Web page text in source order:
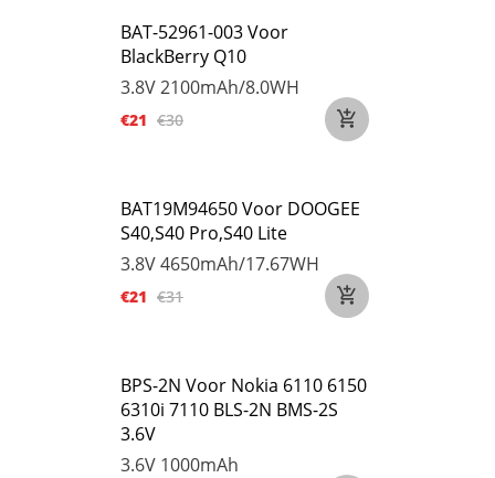
BAT-52961-003 Voor
BlackBerry Q10
3.8V2100mAh/8.0WH
€21 €30
BAT19M94650 Voor DOOGEE
S40,S40 Pro,S40 Lite
3.8V4650mAh/17.67WH
€21 €31
BPS-2N Voor Nokia 6110 6150
6310i 7110 BLS-2N BMS-2S
3.6V
3.6V 1000mAh